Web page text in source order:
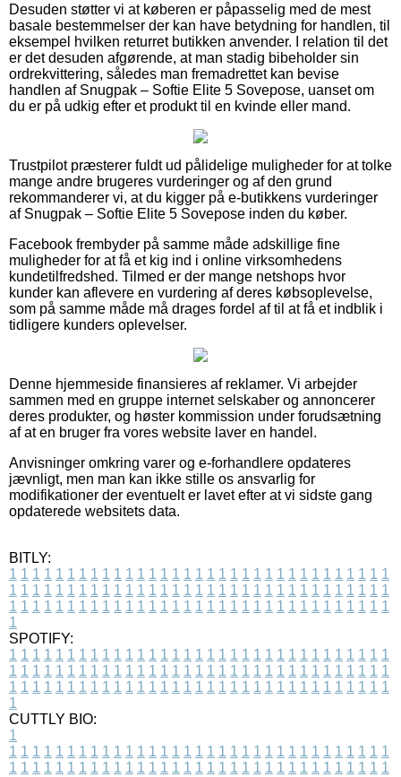
Desuden støtter vi at køberen er påpasselig med de mest
basale bestemmelser der kan have betydning for handlen, til
eksempel hvilken returret butikken anvender. I relation til det
er det desuden afgørende, at man stadig bibeholder sin
ordrekvittering, således man fremadrettet kan bevise
handlen af Snugpak – Softie Elite 5 Sovepose, uanset om
du er på udkig efter et produkt til en kvinde eller mand.
Trustpilot præsterer fuldt ud pålidelige muligheder for at tolke
mange andre brugeres vurderinger og af den grund
rekommanderer vi, at du kigger på e-butikkens vurderinger
af Snugpak – Softie Elite 5 Sovepose inden du køber.
Facebook frembyder på samme måde adskillige fine
muligheder for at få et kig ind i online virksomhedens
kundetilfredshed. Tilmed er der mange netshops hvor
kunder kan aflevere en vurdering af deres købsoplevelse,
som på samme måde må drages fordel af til at få et indblik i
tidligere kunders oplevelser.
Denne hjemmeside finansieres af reklamer. Vi arbejder
sammen med en gruppe internet selskaber og annoncerer
deres produkter, og høster kommission under forudsætning
af at en bruger fra vores website laver en handel.
Anvisninger omkring varer og e-forhandlere opdateres
jævnligt, men man kan ikke stille os ansvarlig for
modifikationer der eventuelt er lavet efter at vi sidste gang
opdaterede websitets data.
BITLY:
1 1 1 1 1 1 1 1 1 1 1 1 1 1 1 1 1 1 1 1 1 1 1 1 1 1 1 1 1 1 1 1 1
1 1 1 1 1 1 1 1 1 1 1 1 1 1 1 1 1 1 1 1 1 1 1 1 1 1 1 1 1 1 1 1 1
1 1 1 1 1 1 1 1 1 1 1 1 1 1 1 1 1 1 1 1 1 1 1 1 1 1 1 1 1 1 1 1 1
1
SPOTIFY:
1 1 1 1 1 1 1 1 1 1 1 1 1 1 1 1 1 1 1 1 1 1 1 1 1 1 1 1 1 1 1 1 1
1 1 1 1 1 1 1 1 1 1 1 1 1 1 1 1 1 1 1 1 1 1 1 1 1 1 1 1 1 1 1 1 1
1 1 1 1 1 1 1 1 1 1 1 1 1 1 1 1 1 1 1 1 1 1 1 1 1 1 1 1 1 1 1 1 1
1
CUTTLY BIO:
1
1 1 1 1 1 1 1 1 1 1 1 1 1 1 1 1 1 1 1 1 1 1 1 1 1 1 1 1 1 1 1 1 1
1 1 1 1 1 1 1 1 1 1 1 1 1 1 1 1 1 1 1 1 1 1 1 1 1 1 1 1 1 1 1 1 1